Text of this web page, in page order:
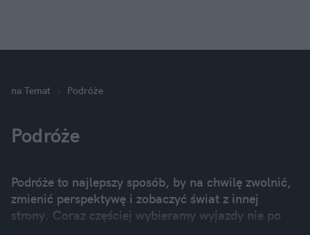
na:Temat Podróże
Podróże
Podróże to najlepszy sposób, by na chwilę zwolnić,
zmienić perspektywę i zobaczyć świat z innej
strony. Coraz częściej wybieramy wyjazdy nie po